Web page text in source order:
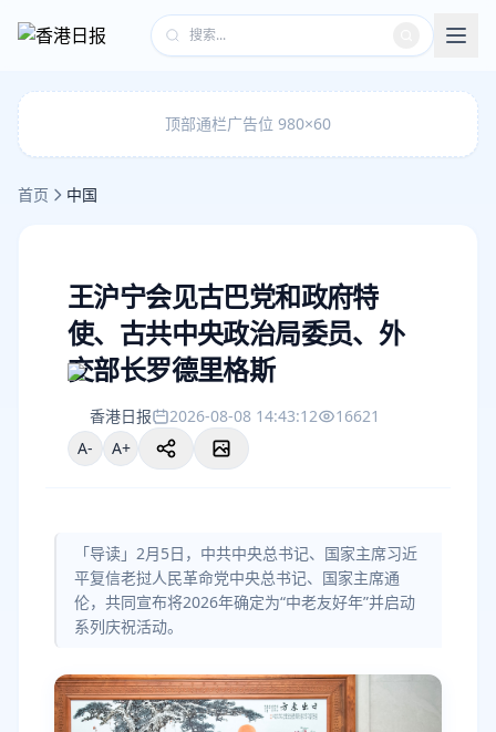
顶部通栏广告位 980×60
首页 中国
王沪宁会见古巴党和政府特
使、古共中央政治局委员、外
交部长罗德里格斯
香港日报 2026-08-08 14:43:12
16621
A-
A+
「导读」2月5日，中共中央总书记、国家主席习近
平复信老挝人民革命党中央总书记、国家主席通
伦，共同宣布将2026年确定为“中老友好年”并启动
系列庆祝活动。